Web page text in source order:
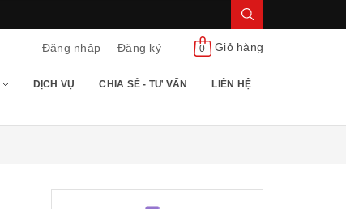
Đăng nhập Đăng ký 0 Giỏ hàng
DỊCH VỤ CHIA SẺ - TƯ VẤN LIÊN HỆ